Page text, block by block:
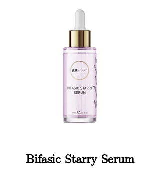
Bifasic Starry Serum